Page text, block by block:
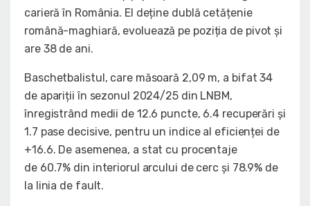
carieră în România. El deține dublă cetățenie
română-maghiară, evoluează pe poziția de pivot și
are 38 de ani.
Baschetbalistul, care măsoară 2,09 m, a bifat 34
de apariții în sezonul 2024/25 din LNBM,
înregistrând medii de 12.6 puncte, 6.4 recuperări și
1.7 pase decisive, pentru un indice al eficienței de
+16.6. De asemenea, a stat cu procentaje
de 60.7% din interiorul arcului de cerc și 78.9% de
la linia de fault.